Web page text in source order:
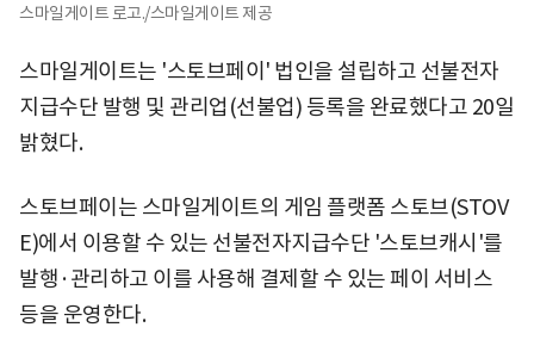
스마일게이트 로고./스마일게이트 제공
스마일게이트는 '스토브페이' 법인을 설립하고 선불전자
지급수단 발행 및 관리업(선불업) 등록을 완료했다고 20일
밝혔다.
스토브페이는 스마일게이트의 게임 플랫폼 스토브(STOV
E)에서 이용할 수 있는 선불전자지급수단 '스토브캐시'를
발행·관리하고 이를 사용해 결제할 수 있는 페이 서비스
등을 운영한다.